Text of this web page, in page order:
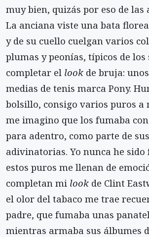
muy bien, quizás por eso de las
La anciana viste una bata
y de su cuello cuelgan varios
plumas y peonías, típicos de los
completar el look de bruja:
medias de tenis marca Pony.
bolsillo, consigo varios puros a
me imagino que los fumaba
para adentro, como parte de
adivinatorias. Yo nunca he sido
estos puros me llenan de
completan mi look de Clint
el olor del tabaco me trae
padre, que fumaba unas
mientras armaba sus álbumes